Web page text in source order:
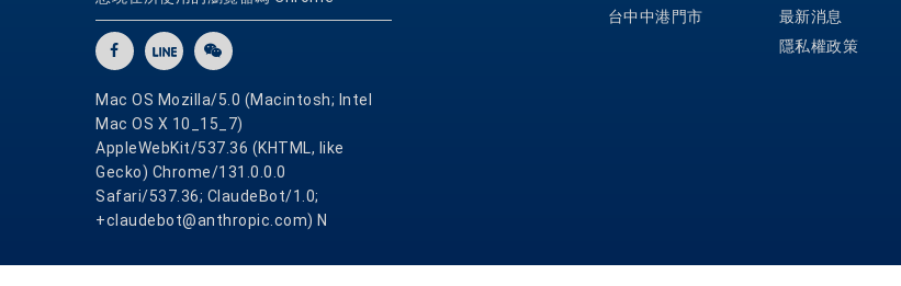
Mac OS Mozilla/5.0 (Macintosh; Intel
Mac OS X 10_15_7)
AppleWebKit/537.36 (KHTML, like
Gecko) Chrome/131.0.0.0
Safari/537.36; ClaudeBot/1.0;
+claudebot@anthropic.com) N
最新消息
隱私權政策
台中中港門市